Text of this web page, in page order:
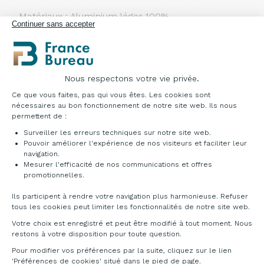
Continuer sans accepter
Nous respectons votre vie privée.
Plateforme de Gestion du Consentement :
Ce que vous faites, pas qui vous êtes. Les cookies sont
nécessaires au bon fonctionnement de notre site web. Ils nous
permettent de :
Surveiller les erreurs techniques sur notre site web.
Pouvoir améliorer l'expérience de nos visiteurs et faciliter leur
navigation.
Mesurer l'efficacité de nos communications et offres
promotionnelles.
Ils participent à rendre votre navigation plus harmonieuse. Refuser
tous les cookies peut limiter les fonctionnalités de notre site web.
Votre choix est enregistré et peut être modifié à tout moment. Nous
restons à votre disposition pour toute question.
Pour modifier vos préférences par la suite, cliquez sur le lien
'Préférences de cookies' situé dans le pied de page.
Axeptio consent
Matériaux : Aluminium léger 100%
Résistant à toutes les conditions climatiques
Entretien facile
Empilable
Recyclable